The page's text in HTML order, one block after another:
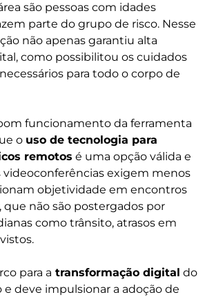
são pessoas com idades
parte do grupo de risco. Nesse
não apenas garantiu alta
como possibilitou os cuidados
para todo o corpo de
funcionamento da ferramenta
o uso de tecnologia para
remotos é uma opção válida e
videoconferências exigem menos
objetividade em encontros
que não são postergados por
como trânsito, atrasos em
para a transformação digital do
e deve impulsionar a adoção de